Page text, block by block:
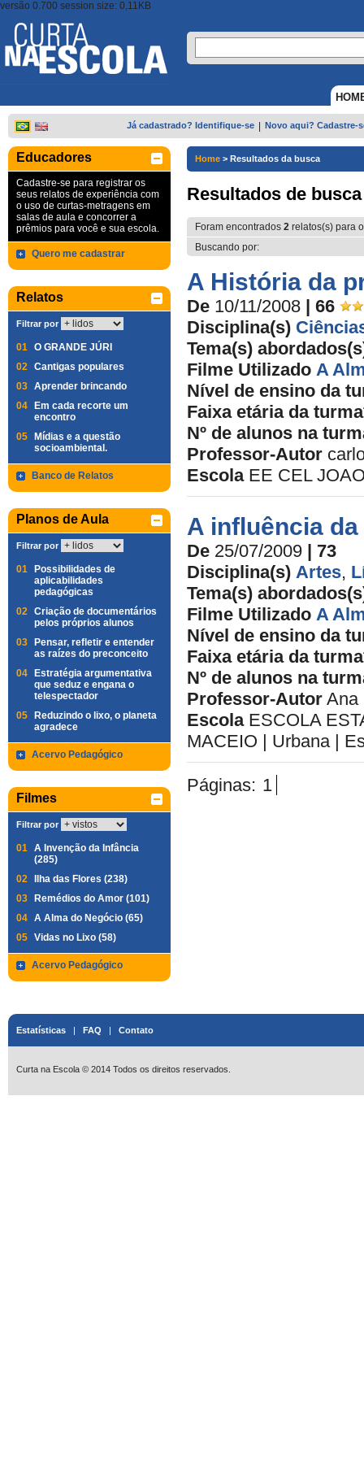
versão 0.700 session size: 0,11KB
Já cadastrado? Identifique-se Novo aqui? Cadastre-
Educadores
Cadastre-se para registrar os
seus relatos de experiência com
o uso de curtas-metragens em
salas de aula e concorrer a
prêmios para você e sua escola.
Quero me cadastrar
Relatos
Filtrar por
01 O GRANDE JÚRI
02 Cantigas populares
03 Aprender brincando
04
Em cada recorte um
encontro
05
Mídias e a questão
socioambiental.
Banco de Relatos
Planos de Aula
Filtrar por
01
Possibilidades de
aplicabilidades
pedagógicas
02 Criação de documentários
pelos próprios alunos
03
Pensar, refletir e entender
as raízes do preconceito
04
Estratégia argumentativa
que seduz e engana o
telespectador
05
Reduzindo o lixo, o planeta
agradece
Acervo Pedagógico
Filmes
Filtrar por
01 A Invenção da Infância
(285)
02
Ilha das Flores (238)
03
Remédios do Amor (101)
04 A Alma do Negócio (65)
05 Vidas no Lixo (58)
Acervo Pedagógico
Home > Resultados da busca
Resultados de busca
Foram encontrados 2 relatos(s) para
Buscando por:
A História da
De 10/11/2008 | 66
Disciplina(s)
Tema(s)
Filme Utilizado A
Nível de ensino da
Faixa etária da
Nº de alunos na
Professor-Autor
Escola EE CEL
A influência
De 25/07/2009 | 73
Disciplina(s) Artes,
Tema(s)
Filme Utilizado A
Nível de ensino da
Faixa etária da
Nº de alunos na
Professor-Autor Ana
Escola ESCOLA
MACEIO | Urbana |
Páginas: 1
Estatísticas | FAQ | Contato
Curta na Escola © 2014 Todos os direitos reservados.